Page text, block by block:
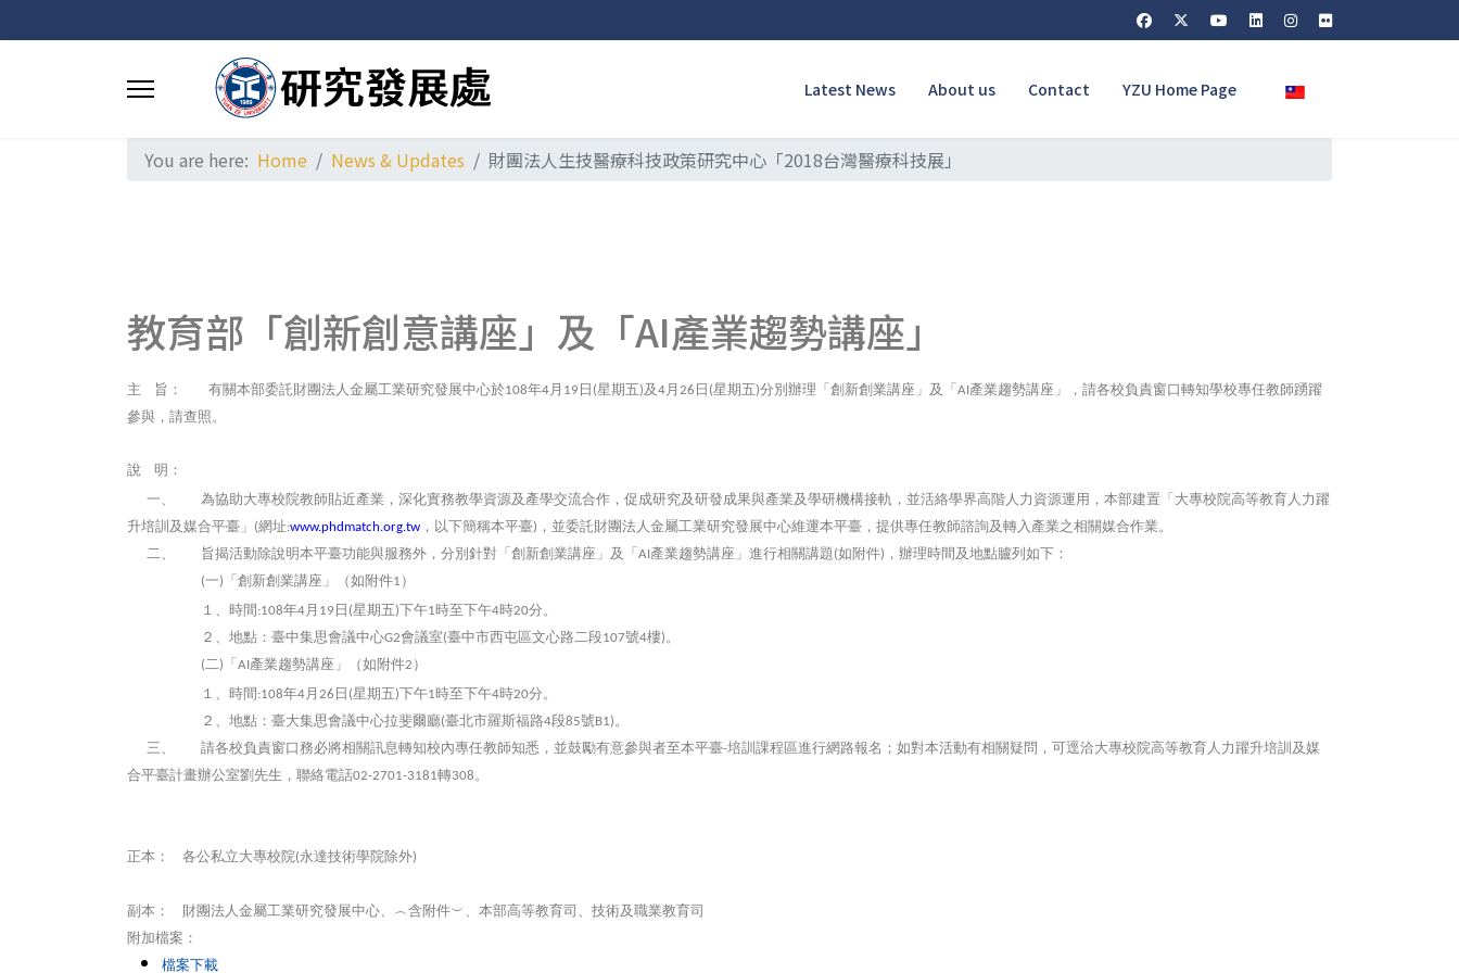
Latest News About us Contact YZU Home Page Select your language
You are here: Home News & Updates 財團法人生技醫療科技政策研究中心「2018台灣醫療科技展」
教育部「創新創意講座」及「AI產業趨勢講座」
主 旨： 有關本部委託財團法人金屬工業研究發展中心於108年4月 19 日 (星期五)及4月 26 日 (星期五)分別辦理「創新創業講座」及「AI產業趨勢講座」，請各校負責窗口轉知學校專任教師踴躍
參與，請查照。
說
明：
一、
為協助大專校院教師貼近產業，深化實務教學資源及產學交流合作，促成研究及研發成果與產業及學研機構接軌，並活絡學界高階人力資源運用，本部建置「大專校院高等教育人力躍
升培訓及媒合平臺」
(網址:www.phdmatch.org.tw ，以下簡稱本平臺) ，並委託財團法人金屬工業研究發展中心維運本平臺，提供專任教師諮詢及轉入產業之相關媒合作業。
二、
旨揭活動除說明本平臺功能與服務外，分別針對「創新創業講座」及「AI產業趨勢講座」進行相關講題(如附件) ，辦理時間及地點臚列如下：
(一) 「創新創業講座」（如附件1 ）
１、時間:108年4月 19 日 (星期五)下午1時至下午4時20分。
２、地點：臺中集思會議中心G2會議室(臺中市西屯區文心路二段107號4樓)。
(二) 「AI產業趨勢講座」（如附件2 ）
１、時間:108年4月 26 日 (星期五)下午1時至下午4時20分。
２、地點：臺大集思會議中心拉斐爾廳(臺北市羅斯福路4段85號B1)。
三、
請各校負責窗口務必將相關訊息轉知校內專任教師知悉，並鼓勵有意參與者至本平臺-培訓課程區進行網路報名；如對本活動有相關疑問，可逕洽大專校院高等教育人力躍升培訓及媒
合平臺計畫辦公室劉先生，聯絡電話02-2701-3181轉308。
正本： 各公私立大專校院(永達技術學院除外)
副本：
財團法人金屬工業研究發展中心、︵含附件︶、本部高等教育司、技術及職業教育司
附加檔案：
檔案下載